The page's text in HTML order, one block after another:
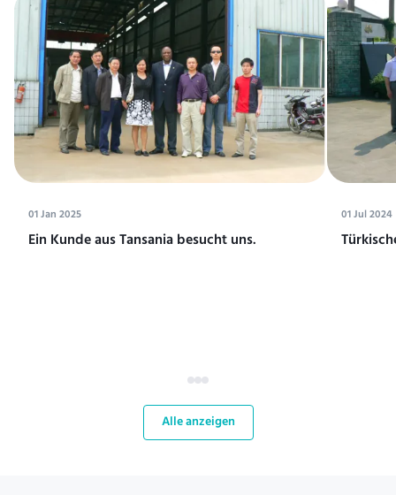
01 Jan 2025
Ein Kunde aus Tansania besucht uns.
01 Jul 2024
Alle anzeigen